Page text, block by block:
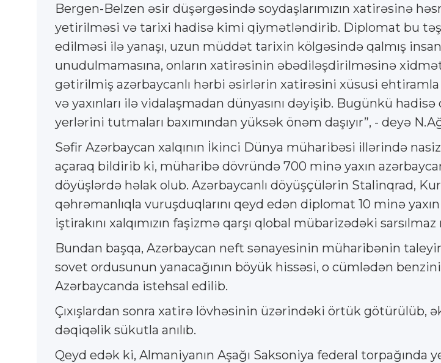
Bergen-Belzen əsir düşərgəsində soydaşlarımızın xatirəsinə
yetirilməsi və tarixi hadisə kimi qiymətləndirib. Diplomat bu
edilməsi ilə yanaşı, uzun müddət tarixin kölgəsində qalmış
unudulmamasına, onların xatirəsinin əbədiləşdirilməsinə
gətirilmiş azərbaycanlı hərbi əsirlərin xatirəsini xüsusi ehtiramla
və yaxınları ilə vidalaşmadan dünyasını dəyişib. Bugünkü
yerlərini tutmaları baxımından yüksək önəm daşıyır”, - deyə
Səfir Azərbaycan xalqının İkinci Dünya müharibəsi illərində
açaraq bildirib ki, müharibə dövründə 700 minə yaxın
döyüşlərdə həlak olub. Azərbaycanlı döyüşçülərin Stalinqrad,
qəhrəmanlıqla vuruşduqlarını qeyd edən diplomat 10 minə
iştirakını xalqımızın faşizmə qarşı qlobal mübarizədəki
Bundan başqa, Azərbaycan neft sənayesinin müharibənin
sovet ordusunun yanacağının böyük hissəsi, o cümlədən
Azərbaycanda istehsal edilib.
Çıxışlardan sonra xatirə lövhəsinin üzərindəki örtük götürülüb,
dəqiqəlik sükutla anılıb.
Qeyd edək ki, Almaniyanın Aşağı Saksoniya federal